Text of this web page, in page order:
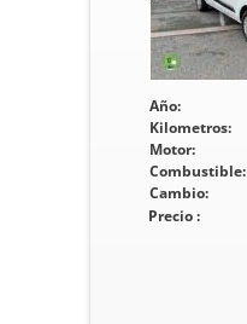
Año:
Kilometros:
Motor:
Combustible:
Cambio:
Precio :